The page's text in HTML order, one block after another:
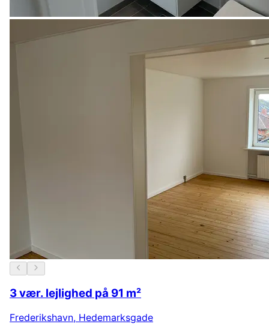
3 vær. lejlighed på 91 m²
Frederikshavn, Hedemarksgade